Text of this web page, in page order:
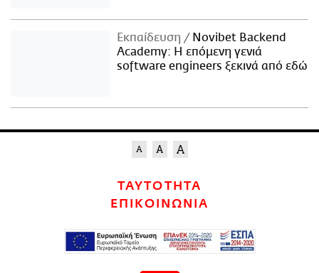
Εκπαίδευση
Novibet Backend
Academy: Η επόμενη γενιά
software engineers ξεκινά από εδώ
ΤΑΥΤΟΤΗΤΑ
ΕΠΙΚΟΙΝΩΝΙΑ